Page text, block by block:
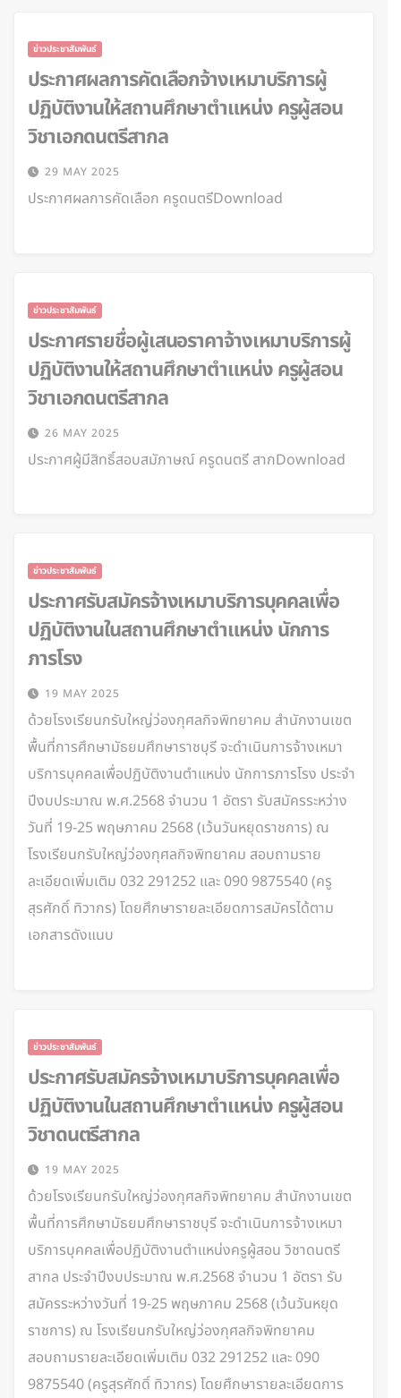
ข่าวประชาสัมพันธ์
ประกาศผลการคัดเลือกจ้างเหมาบริการผู้
ปฏิบัติงานให้สถานศึกษาตำแหน่ง ครูผู้สอน
วิชาเอกดนตรีสากล
29 MAY 2025
ประกาศผลการคัดเลือก ครูดนตรีDownload
ข่าวประชาสัมพันธ์
ประกาศรายชื่อผู้เสนอราคาจ้างเหมาบริการผู้
ปฏิบัติงานให้สถานศึกษาตำแหน่ง ครูผู้สอน
วิชาเอกดนตรีสากล
26 MAY 2025
ประกาศผู้มีสิทธิ์สอบสมัภาษณ์ ครูดนตรี สากDownload
ข่าวประชาสัมพันธ์
ประกาศรับสมัครจ้างเหมาบริการบุคคลเพื่อ
ปฏิบัติงานในสถานศึกษาตำแหน่ง นักการ
ภารโรง
19 MAY 2025
ด้วยโรงเรียนกรับใหญ่ว่องกุศลกิจพิทยาคม สำนักงานเขต
พื้นที่การศึกษามัธยมศึกษาราชบุรี จะดำเนินการจ้างเหมา
บริการบุคคลเพื่อปฏิบัติงานตำแหน่ง นักการภารโรง ประจำ
ปีงบประมาณ พ.ศ.2568 จำนวน 1 อัตรา รับสมัครระหว่าง
วันที่ 19-25 พฤษภาคม 2568 (เว้นวันหยุดราชการ) ณ
โรงเรียนกรับใหญ่ว่องกุศลกิจพิทยาคม สอบถามราย
ละเอียดเพิ่มเติม 032 291252 และ 090 9875540 (ครู
สุรศักดิ์ ทิวากร) โดยศึกษารายละเอียดการสมัครได้ตาม
เอกสารดังแนบ
ข่าวประชาสัมพันธ์
ประกาศรับสมัครจ้างเหมาบริการบุคคลเพื่อ
ปฏิบัติงานในสถานศึกษาตำแหน่ง ครูผู้สอน
วิชาดนตรีสากล
19 MAY 2025
ด้วยโรงเรียนกรับใหญ่ว่องกุศลกิจพิทยาคม สำนักงานเขต
พื้นที่การศึกษามัธยมศึกษาราชบุรี จะดำเนินการจ้างเหมา
บริการบุคคลเพื่อปฏิบัติงานตำแหน่งครูผู้สอน วิชาดนตรี
สากล ประจำปีงบประมาณ พ.ศ.2568 จำนวน 1 อัตรา รับ
สมัครระหว่างวันที่ 19-25 พฤษภาคม 2568 (เว้นวันหยุด
ราชการ) ณ โรงเรียนกรับใหญ่ว่องกุศลกิจพิทยาคม
สอบถามรายละเอียดเพิ่มเติม 032 291252 และ 090
9875540 (ครูสุรศักดิ์ ทิวากร) โดยศึกษารายละเอียดการ